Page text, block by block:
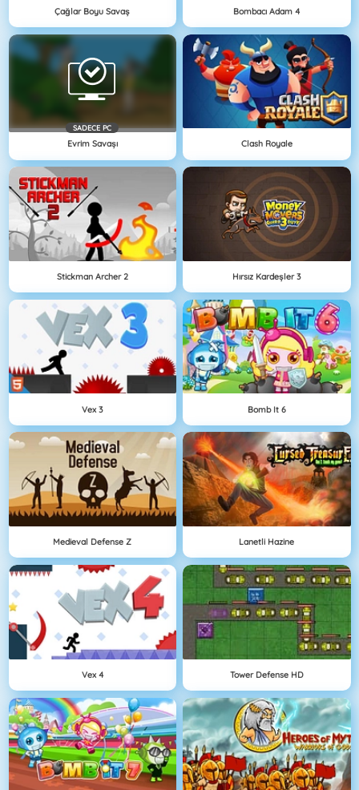
Çağlar Boyu Savaş Bombacı Adam 4
SADECE PC
Evrim Savaşı Clash Royale
Stickman Archer 2 Hırsız Kardeşler 3
Vex 3 Bomb It 6
Medieval Defense Z Lanetli Hazine
Vex 4 Tower Defense HD